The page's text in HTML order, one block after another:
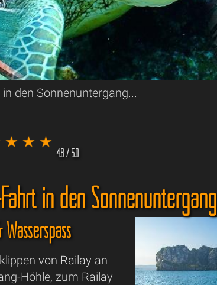
den Sonnenuntergang...
4.8 / 5.0
in den Sonnenuntergang
von Railay an
Höhle, zum Railay